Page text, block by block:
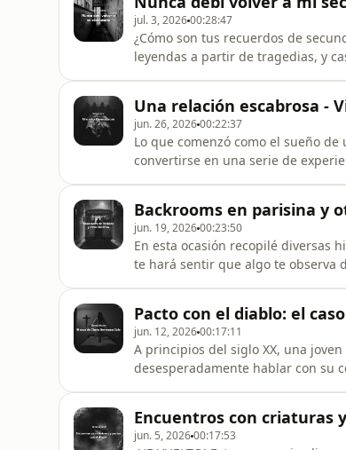
https://www.instagram.com/
jul. 3, 202600:28:47
¿Cómo son tus recuerdos de
leyendas a partir de tragedias, y
TikTok: https://tiktok.com/@vier
Una relación escabrosa -
jun. 26, 202600:22:37
Lo que comenzó como el sueño
convertirse en una serie de
TikTok: https://tiktok.com/
Backrooms en parisina y
jun. 19, 202600:23:50
En esta ocasión recopilé diversas
te hará sentir que algo te observa
siguiéndome en red
Pacto con el diablo: el
jun. 12, 202600:17:11
A principios del siglo XX, una
desesperadamente hablar con su
https://www.instagram.com/
Encuentros con criaturas
jun. 5, 202600:17:53